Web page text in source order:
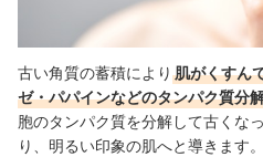
古い角質の蓄積により 肌がくすん
ゼ・パパインなどのタンパク質分
胞のタンパク質を分解して古くな
り、明るい印象の肌へと導きます